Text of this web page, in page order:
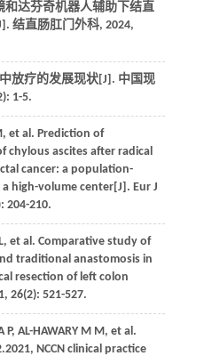
和达芬奇机器人辅助下结直
结直肠肛门外科, 2024,
放疗的发展现状[J]. 中国现
1-5.
et al. Prediction of
chylous ascites after radical
cancer: a population-
high-volume center[J]. Eur J
204-210.
L, et al. Comparative study of
traditional anastomosis in
resection of left colon
26(2): 521-527.
P, AL-HAWARY M M, et al.
NCCN clinical practice